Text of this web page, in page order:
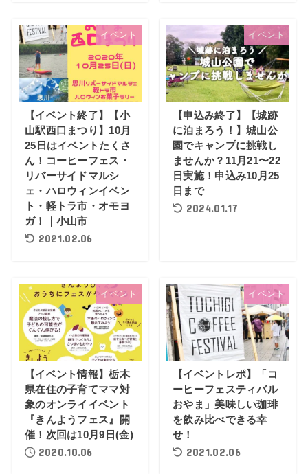
イベント
【イベント終了】【小
山駅西口まつり】10月
25日はイベントたくさ
ん！コーヒーフェス・
リバーサイドマルシ
ェ・ハロウィンイベン
ト・軽トラ市・オモヨ
ガ！｜小山市
2021.02.06
イベント
【申込み終了】【城跡
に泊まろう！】城山公
園でキャンプに挑戦し
ませんか？11月21〜22
日実施！申込み10月25
日まで
2024.01.17
イベント
【イベント情報】栃木
県在住の子育てママ対
象のオンライイベント
『きんようフェス』開
催！次回は10月9日(金)
2020.10.06
イベント
【イベントレポ】「コ
ーヒーフェスティバル
おやま」美味しい珈琲
を飲み比べできる幸
せ！
2021.02.06